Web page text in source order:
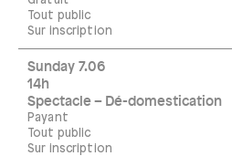
Tout public
Sur inscription
Sunday 7.06
14h
Spectacle – Dé-domestication
Payant
Tout public
Sur inscription